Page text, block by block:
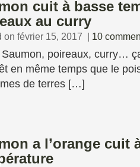
cuit à basse
au curry
on février 15, 2017 | 10
poireaux, curry… ça
en même temps que le
de terres […]
a l’orange cuit